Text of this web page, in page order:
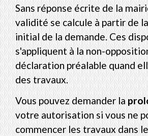
Sans réponse écrite de la
validité se calcule à partir de
initial de la demande. Ces
s'appliquent à la non-
déclaration préalable quand
des travaux.
Vous pouvez demander la
votre autorisation si vous ne
commencer les travaux dans